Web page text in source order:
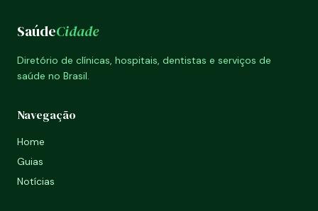
SaúdeCidade
Diretório de clínicas, hospitais, dentistas e serviços de
saúde no Brasil.
Navegação
Home
Guias
Notícias